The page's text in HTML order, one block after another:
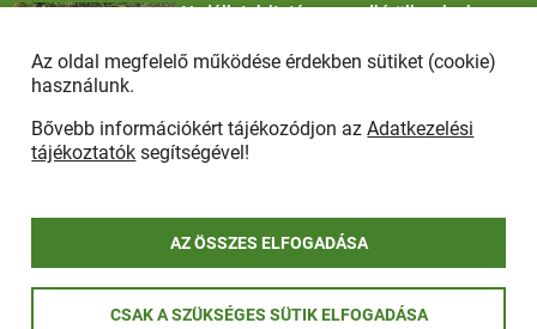
Vadállatok itatása a rendkívüli melegben
Afrikai sertéspestis - kérések a lakosság felé
jog fenntartva
Az oldal megfelelő működése érdekben sütiket (cookie)
használunk.
Bővebb információkért tájékozódjon azAdatkezelési
tájékoztatók segítségével!
AZ ÖSSZES ELFOGADÁSA
CSAK A SZÜKSÉGES SÜTIK ELFOGADÁSA